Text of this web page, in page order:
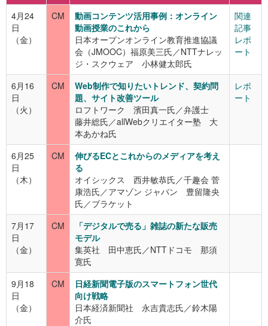
4月24
日
（金）
CM
動画コンテンツ活用事例：オンライン
動画授業のこれから
日本オープンオンライン教育推進協議
会（JMOOC）福原美三氏／NTTナレッ
ジ・スクウェア 小林健太郎氏
関連
記事
レポ
ート
6月16
日
（火）
CM
Web制作で知りたいトレンド、契約問
題、サイト改善ツール
ロフトワーク 濱田真一氏／弁護士
藤井総氏／allWebクリエイター塾 大
本あかね氏
レポ
ート
6月25
日
（木）
CM
伸びるECとこれからのメディアを考え
る
オイシックス 西井敏恭氏／千趣会 菅
康浩氏／アマゾン ジャパン 豊留隆央
氏／ブラケット
7月17
日
（金）
CM
「デジタルで売る」雑誌の新たな販売
モデル
集英社 田中恵氏／NTTドコモ 那須
寛氏
9月18
日
（金）
CM
日経新聞電子版のスマートフォン世代
向け戦略
日本経済新聞社 永吉貴志氏／鈴木陽
介氏